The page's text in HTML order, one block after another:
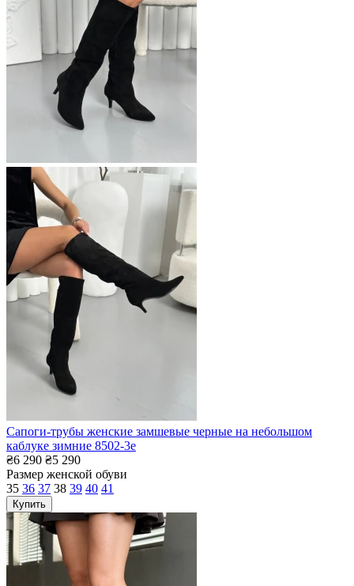
Сапоги-трубы женские замшевые черные на небольшом
каблуке зимние 8502-3е
₴6 290 ₴5 290
Размер женской обуви
35 36 37 38 39 40 41
Купить